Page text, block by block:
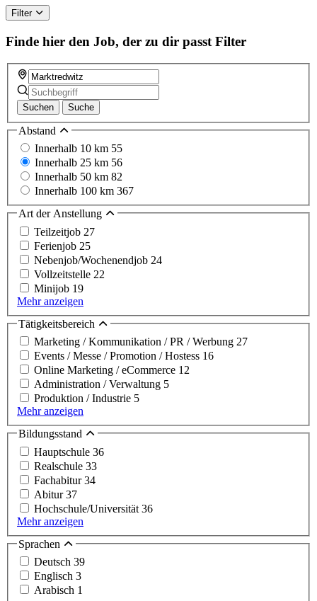
this
field
Filter
Finde hier den Job, der zu dir passt Filter
Suchen Suche
Abstand
Innerhalb 10 km 55
Innerhalb 25 km 56
Innerhalb 50 km 82
Innerhalb 100 km 367
Art der Anstellung
Teilzeitjob 27
Ferienjob 25
Nebenjob/Wochenendjob 24
Vollzeitstelle 22
Minijob 19
Mehr anzeigen
Tätigkeitsbereich
Marketing / Kommunikation / PR / Werbung 27
Events / Messe / Promotion / Hostess 16
Online Marketing / eCommerce 12
Administration / Verwaltung 5
Produktion / Industrie 5
Mehr anzeigen
Bildungsstand
Hauptschule 36
Realschule 33
Fachabitur34
Abitur37
Hochschule/Universität 36
Mehr anzeigen
Sprachen
Deutsch 39
Englisch 3
Arabisch 1